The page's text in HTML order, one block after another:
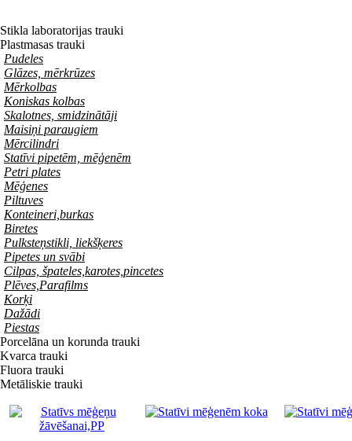
Stikla laboratorijas trauki
Plastmasas trauki
Pudeles
Glāzes, mērkrūzes
Mērkolbas
Koniskas kolbas
Skalotnes, smidzinātāji
Maisiņi paraugiem
Mērcilindri
Statīvi pipetēm, mēģenēm
Petri plates
Mēģenes
Piltuves
Konteineri,burkas
Biretes
Pulksteņstikli, liekšķeres
Pipetes un svābi
Cilpas, špateles,karotes,pincetes
Plēves,Parafilms
Korķi
Dažādi
Piestas
Porcelāna un korunda trauki
Kvarca trauki
Fluora trauki
Metāliskie trauki